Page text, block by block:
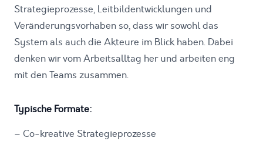
Strategieprozesse, Leitbildentwicklungen und
Veränderungsvorhaben so, dass wir sowohl das
System als auch die Akteure im Blick haben. Dabei
denken wir vom Arbeitsalltag her und arbeiten eng
mit den Teams zusammen.
Typische Formate:
– Co-kreative Strategieprozesse